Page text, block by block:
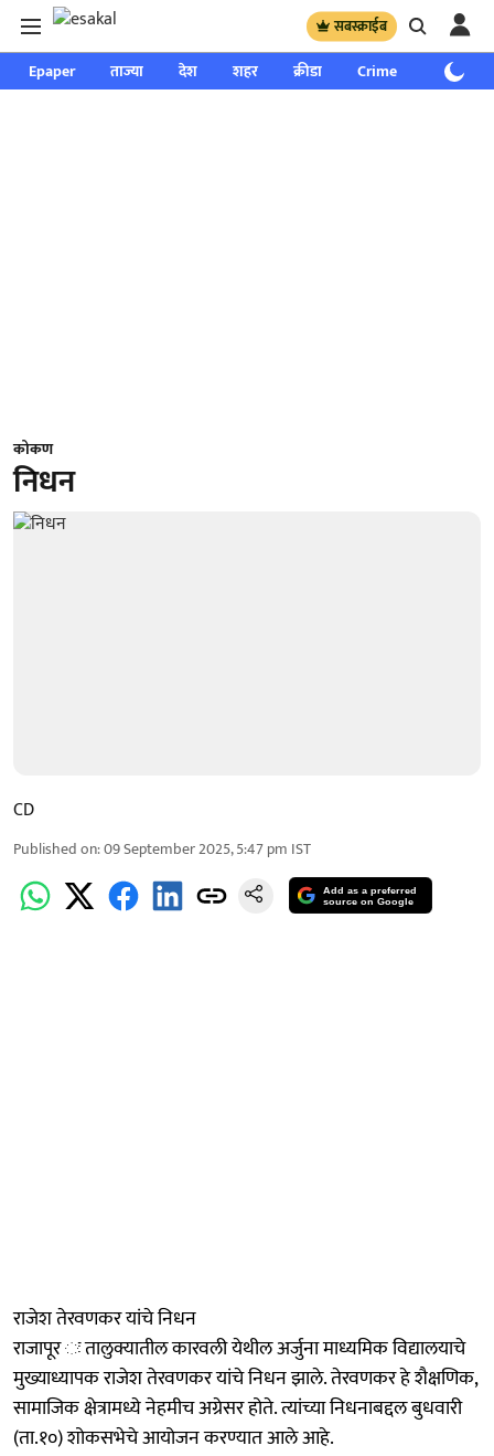
सबस्क्राईब
Epaper ताज्या देश शहर क्रीडा Crime साप्ताहिक
कोकण
निधन
CD
Published on:09 September 2025, 5:47 pm IST
Add as a preferred
source on Google
राजेश तेरवणकर यांचे निधन
राजापूर ः तालुक्यातील कारवली येथील अर्जुना माध्यमिक विद्यालयाचे
मुख्याध्यापक राजेश तेरवणकर यांचे निधन झाले. तेरवणकर हे शैक्षणिक,
सामाजिक क्षेत्रामध्ये नेहमीच अग्रेसर होते. त्यांच्या निधनाबद्दल बुधवारी
(ता.१०) शोकसभेचे आयोजन करण्यात आले आहे.